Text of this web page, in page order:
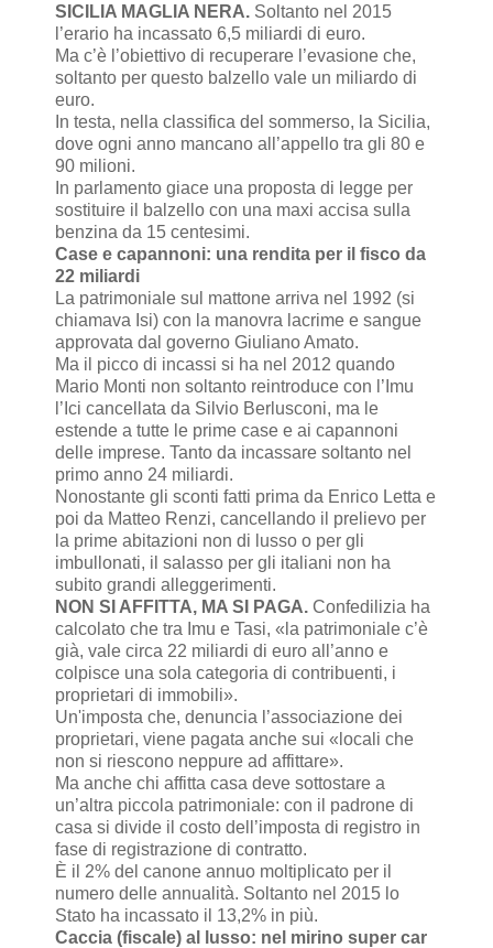
SICILIA MAGLIA NERA. Soltanto nel 2015
l’erario ha incassato 6,5 miliardi di euro.
Ma c’è l’obiettivo di recuperare l’evasione che,
soltanto per questo balzello vale un miliardo di
euro.
In testa, nella classifica del sommerso, la Sicilia,
dove ogni anno mancano all’appello tra gli 80 e
90 milioni.
In parlamento giace una proposta di legge per
sostituire il balzello con una maxi accisa sulla
benzina da 15 centesimi.
Case e capannoni: una rendita per il fisco da
22 miliardi
La patrimoniale sul mattone arriva nel 1992 (si
chiamava Isi) con la manovra lacrime e sangue
approvata dal governo Giuliano Amato.
Ma il picco di incassi si ha nel 2012 quando
Mario Monti non soltanto reintroduce con l’Imu
l’Ici cancellata da Silvio Berlusconi, ma le
estende a tutte le prime case e ai capannoni
delle imprese. Tanto da incassare soltanto nel
primo anno 24 miliardi.
Nonostante gli sconti fatti prima da Enrico Letta e
poi da Matteo Renzi, cancellando il prelievo per
la prime abitazioni non di lusso o per gli
imbullonati, il salasso per gli italiani non ha
subito grandi alleggerimenti.
NON SI AFFITTA, MA SI PAGA. Confedilizia ha
calcolato che tra Imu e Tasi, «la patrimoniale c’è
già, vale circa 22 miliardi di euro all’anno e
colpisce una sola categoria di contribuenti, i
proprietari di immobili».
Un'imposta che, denuncia l’associazione dei
proprietari, viene pagata anche sui «locali che
non si riescono neppure ad affittare».
Ma anche chi affitta casa deve sottostare a
un’altra piccola patrimoniale: con il padrone di
casa si divide il costo dell’imposta di registro in
fase di registrazione di contratto.
È il 2% del canone annuo moltiplicato per il
numero delle annualità. Soltanto nel 2015 lo
Stato ha incassato il 13,2% in più.
Caccia (fiscale) al lusso: nel mirino super car